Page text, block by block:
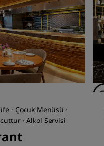
· Çocuk Menüsü ·
· Alkol Servisi